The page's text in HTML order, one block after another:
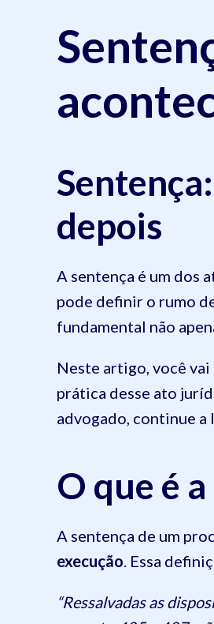
depois
A sentença é um dos
pode definir o rumo
fundamental não
Neste artigo, você vai
prática desse ato
advogado, continue a
O que é
A sentença de um
execução. Essa
“Ressalvadas as